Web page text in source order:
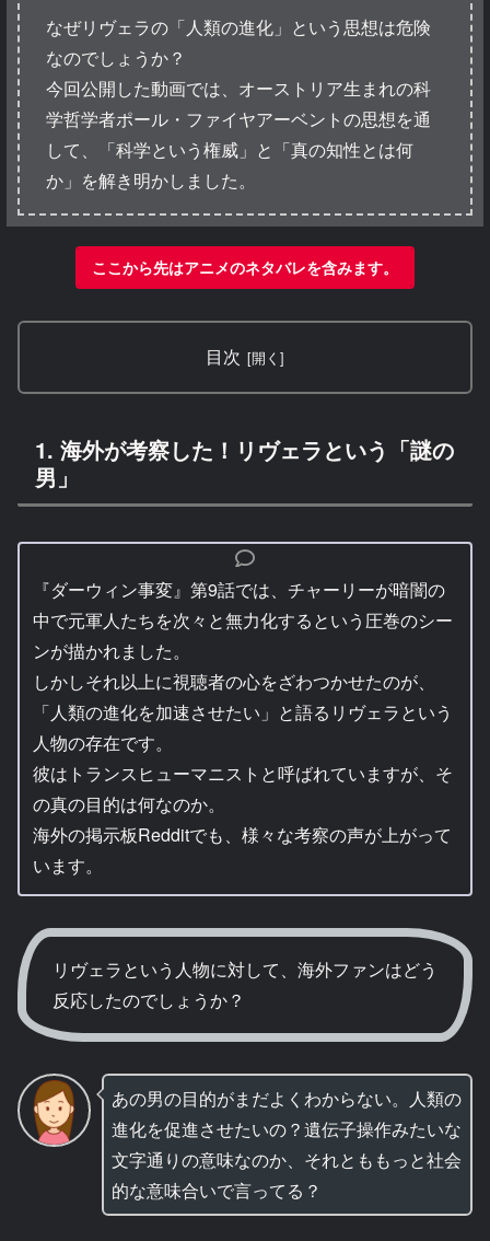
なぜリヴェラの「人類の進化」という思想は危険
なのでしょうか？
今回公開した動画では、オーストリア生まれの科
学哲学者ポール・ファイヤアーベントの思想を通
して、「科学という権威」と「真の知性とは何
か」を解き明かしました。
ここから先はアニメのネタバレを含みます。
目次
1. 海外が考察した！リヴェラという「謎の
男」
『ダーウィン事変』第9話では、チャーリーが暗闇の
中で元軍人たちを次々と無力化するという圧巻のシー
ンが描かれました。
しかしそれ以上に視聴者の心をざわつかせたのが、
「人類の進化を加速させたい」と語るリヴェラという
人物の存在です。
彼はトランスヒューマニストと呼ばれていますが、そ
の真の目的は何なのか。
海外の掲示板Redditでも、様々な考察の声が上がって
います。
リヴェラという人物に対して、海外ファンはどう
反応したのでしょうか？
あの男の目的がまだよくわからない。人類の
進化を促進させたいの？遺伝子操作みたいな
文字通りの意味なのか、それとももっと社会
的な意味合いで言ってる？